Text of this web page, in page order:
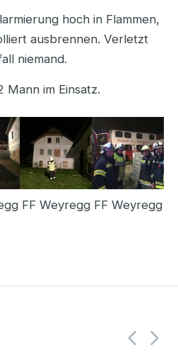
hoch in Flammen,
ausbrennen. Verletzt
niemand.
Mann im Einsatz.
FF Weyregg FF Weyregg